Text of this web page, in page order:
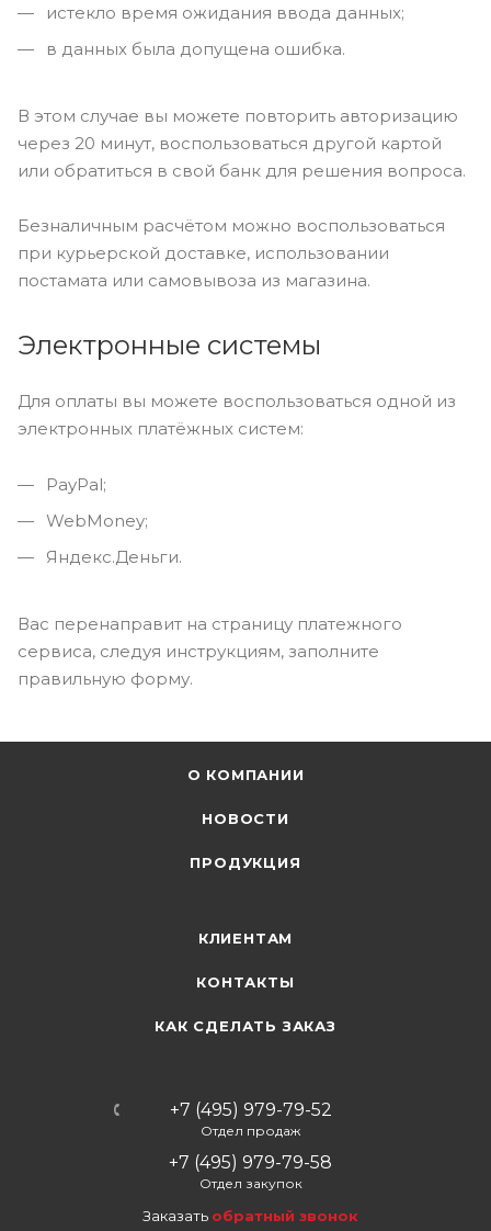
истекло время ожидания ввода данных;
в данных была допущена ошибка.
В этом случае вы можете повторить авторизацию
через 20 минут, воспользоваться другой картой
или обратиться в свой банк для решения вопроса.
Безналичным расчётом можно воспользоваться
при курьерской доставке, использовании
постамата или самовывоза из магазина.
Электронные системы
Для оплаты вы можете воспользоваться одной из
электронных платёжных систем:
PayPal;
WebMoney;
Яндекс.Деньги.
Вас перенаправит на страницу платежного
сервиса, следуя инструкциям, заполните
правильную форму.
О КОМПАНИИ
НОВОСТИ
ПРОДУКЦИЯ
КЛИЕНТАМ
КОНТАКТЫ
КАК СДЕЛАТЬ ЗАКАЗ
+7 (495) 979-79-52
Отдел продаж
+7 (495) 979-79-58
Отдел закупок
Заказать обратный звонок